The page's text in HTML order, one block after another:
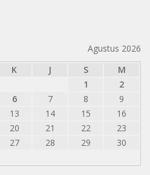
Agustus 2026
K J S
M
1
2
6 7 8
9
13 14 15
16
20 21 22
23
27 28 29
30